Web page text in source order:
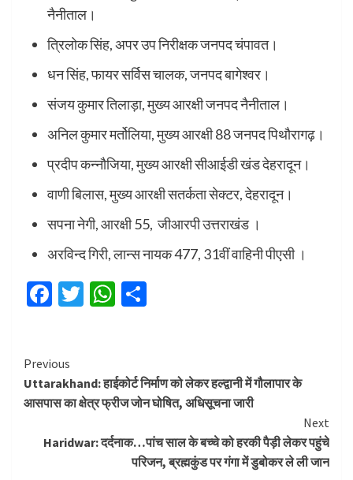
नैनीताल।
त्रिलोक सिंह, अपर उप निरीक्षक जनपद चंपावत।
धन सिंह, फायर सर्विस चालक, जनपद बागेश्वर।
संजय कुमार तिलाड़ा, मुख्य आरक्षी जनपद नैनीताल।
अनिल कुमार मर्तोलिया, मुख्य आरक्षी 88 जनपद पिथौरागढ़।
प्रदीप कन्नौजिया, मुख्य आरक्षी सीआईडी खंड देहरादून।
वाणी बिलास, मुख्य आरक्षी सतर्कता सेक्टर, देहरादून।
सपना नेगी, आरक्षी 55, जीआरपी उत्तराखंड ।
अरविन्द गिरी, लान्स नायक 477, 31वीं वाहिनी पीएसी ।
Facebook
TwitterWhatsApp
Continue
Reading
Previous
Uttarakhand: हाईकोर्ट निर्माण को लेकर हल्द्वानी में गौलापार के
आसपास का क्षेत्र फ्रीज जोन घोषित, अधिसूचना जारी
Next
Haridwar: दर्दनाक…पांच साल के बच्चे को हरकी पैड़ी लेकर पहुंचे
परिजन, ब्रह्मकुंड पर गंगा में डुबोकर ले ली जान